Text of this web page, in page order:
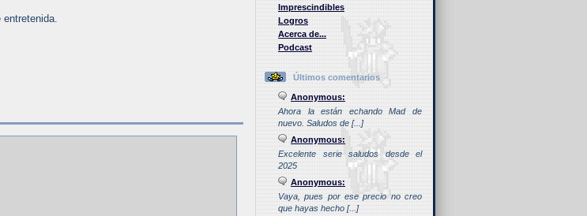
Imprescindibles
Logros
Acerca de...
Podcast
Últimos comentarios
Anonymous:
Ahora la están echando Mad de
nuevo. Saludos de [...]
Anonymous:
Excelente serie saludos desde el
2025
Anonymous:
Vaya, pues por ese precio no creo
que hayas hecho [...]